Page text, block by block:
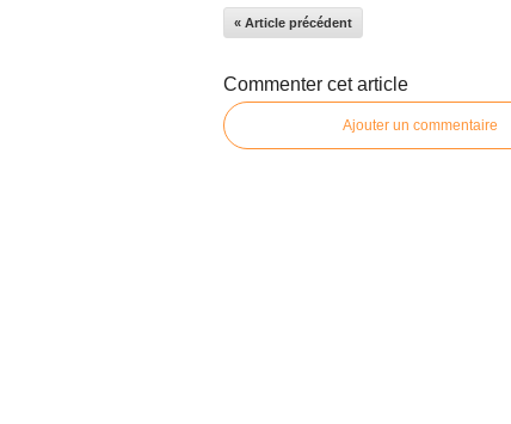
« Article précédent
Commenter cet article
Ajouter un commentaire